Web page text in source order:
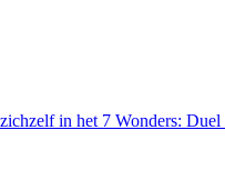
in het 7 Wonders: